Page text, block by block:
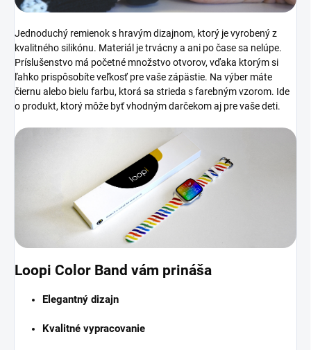
Jednoduchý remienok s hravým dizajnom, ktorý je vyrobený z
kvalitného silikónu. Materiál je trvácny a ani po čase sa nelúpe.
Príslušenstvo má početné množstvo otvorov, vďaka ktorým si
ľahko prispôsobíte veľkosť pre vaše zápästie. Na výber máte
čiernu alebo bielu farbu, ktorá sa strieda s farebným vzorom. Ide
o produkt, ktorý môže byť vhodným darčekom aj pre vaše deti.
Loopi Color Band vám prináša
Elegantný dizajn
Kvalitné vypracovanie